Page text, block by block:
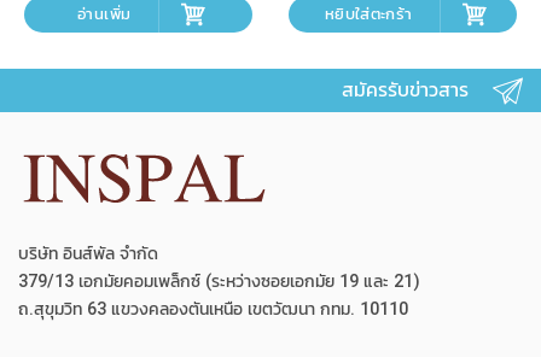
อ่านเพิ่ม หยิบใส่ตะกร้า
สมัครรับข่าวสาร
บริษัท อินส์พัล จำกัด
379/13 เอกมัยคอมเพล็กซ์ (ระหว่างซอยเอกมัย 19 และ 21)
ถ.สุขุมวิท 63 แขวงคลองตันเหนือ เขตวัฒนา กทม. 10110